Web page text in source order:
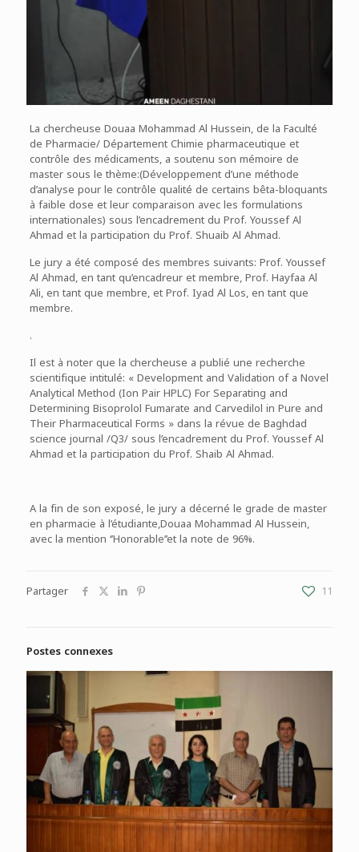
La chercheuse Douaa Mohammad Al Hussein, de la Faculté
de Pharmacie/ Département Chimie pharmaceutique et
contrôle des médicaments, a soutenu son mémoire de
master sous le thème:(Développement d’une méthode
d’analyse pour le contrôle qualité de certains bêta-bloquants
à faible dose et leur comparaison avec les formulations
internationales) sous l’encadrement du Prof. Youssef Al
Ahmad et la participation du Prof. Shuaib Al Ahmad.
Le jury a été composé des membres suivants: Prof. Youssef
Al Ahmad, en tant qu’encadreur et membre, Prof. Hayfaa Al
Ali, en tant que membre, et Prof. Iyad Al Los, en tant que
membre.
.
Il est à noter que la chercheuse a publié une recherche
scientifique intitulé: « Development and Validation of a Novel
Analytical Method (Ion Pair HPLC) For Separating and
Determining Bisoprolol Fumarate and Carvedilol in Pure and
Their Pharmaceutical Forms » dans la révue de Baghdad
science journal /Q3/ sous l’encadrement du Prof. Youssef Al
Ahmad et la participation du Prof. Shaib Al Ahmad.
A la fin de son exposé, le jury a décerné le grade de master
en pharmacie à l’étudiante,Douaa Mohammad Al Hussein,
avec la mention ‘’Honorable’’et la note de 96%.
Partager 11
Postes connexes